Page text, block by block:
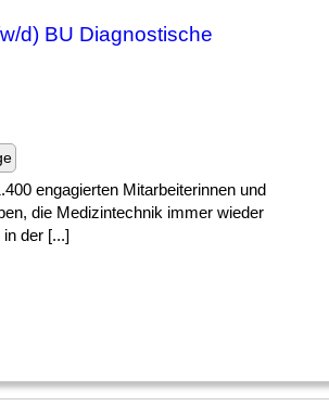
d) BU Diagnostische
engagierten Mitarbeiterinnen und
die Medizintechnik immer wieder
der [...]